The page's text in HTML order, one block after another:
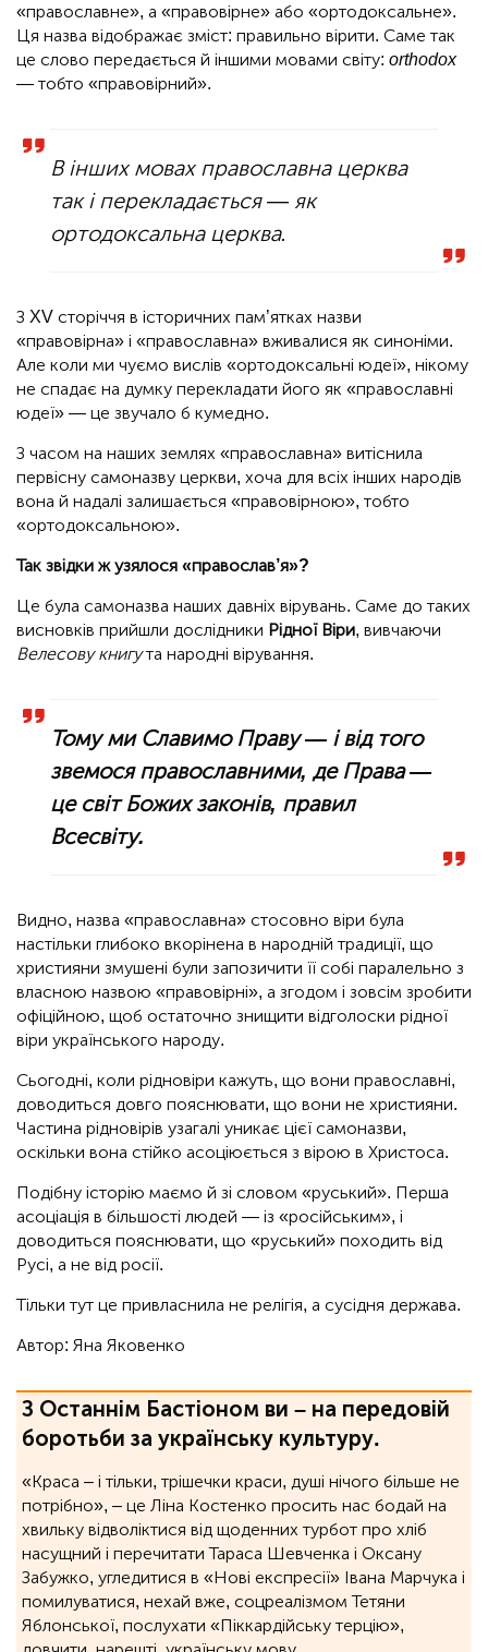
«православне», а «правовірне» або «ортодоксальне».
Ця назва відображає зміст: правильно вірити. Саме так
це слово передається й іншими мовами світу: orthodox
— тобто «правовірний».
В інших мовах православна церква
так і перекладається — як
ортодоксальна церква.
З XV сторіччя в історичних пам’ятках назви
«правовірна» і «православна» вживалися як синоніми.
Але коли ми чуємо вислів «ортодоксальні юдеї», нікому
не спадає на думку перекладати його як «православні
юдеї» — це звучало б кумедно.
З часом на наших землях «православна» витіснила
первісну самоназву церкви, хоча для всіх інших народів
вона й надалі залишається «правовірною», тобто
«ортодоксальною».
Так звідки ж узялося «православ’я»?
Це була самоназва наших давніх вірувань. Саме до таких
висновків прийшли дослідники Рідної Віри, вивчаючи
Велесову книгута народні вірування.
Тому ми Славимо Праву — і від того
звемося православними, де Права —
це світ Божих законів, правил
Всесвіту.
Видно, назва «православна» стосовно віри була
настільки глибоко вкорінена в народній традиції, що
християни змушені були запозичити її собі паралельно з
власною назвою «правовірні», а згодом і зовсім зробити
офіційною, щоб остаточно знищити відголоски рідної
віри українського народу.
Сьогодні, коли рідновіри кажуть, що вони православні,
доводиться довго пояснювати, що вони не християни.
Частина рідновірів узагалі уникає цієї самоназви,
оскільки вона стійко асоціюється з вірою в Христоса.
Подібну історію маємо й зі словом «руський». Перша
асоціація в більшості людей — із «російським», і
доводиться пояснювати, що «руський» походить від
Русі, а не від росії.
Тільки тут це привласнила не релігія, а сусідня держава.
Автор: Яна Яковенко
З Останнім Бастіоном ви – на передовій
боротьби за українську культуру.
«Краса – і тільки, трішечки краси, душі нічого більше не
потрібно», ‒ це Ліна Костенко просить нас бодай на
хвильку відволіктися від щоденних турбот про хліб
насущний і перечитати Тараса Шевченка і Оксану
Забужко, угледитися в «Нові експресії» Івана Марчука і
помилуватися, нехай вже, соцреалізмом Тетяни
Яблонської, послухати «Піккардійську терцію»,